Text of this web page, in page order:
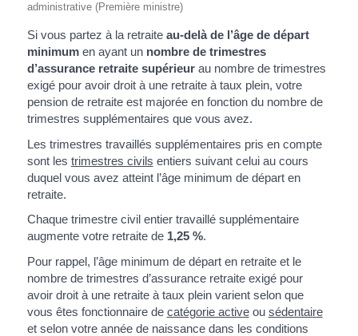
administrative (Première ministre)
Si vous partez à la retraite au-delà de l’âge de départ
minimum en ayant un nombre de trimestres
d’assurance retraite supérieurau nombre de trimestres
exigé pour avoir droit à une retraite à taux plein, votre
pension de retraite est majorée en fonction du nombre de
trimestres supplémentaires que vous avez.
Les trimestres travaillés supplémentaires pris en compte
sont les trimestres civils entiers suivant celui au cours
duquel vous avez atteint l’âge minimum de départ en
retraite.
Chaque trimestre civil entier travaillé supplémentaire
augmente votre retraite de 1,25 %.
Pour rappel, l’âge minimum de départ en retraite et le
nombre de trimestres d’assurance retraite exigé pour
avoir droit à une retraite à taux plein varient selon que
vous êtes fonctionnaire de catégorie activeou sédentaire
et selon votre année de naissance dans les conditions